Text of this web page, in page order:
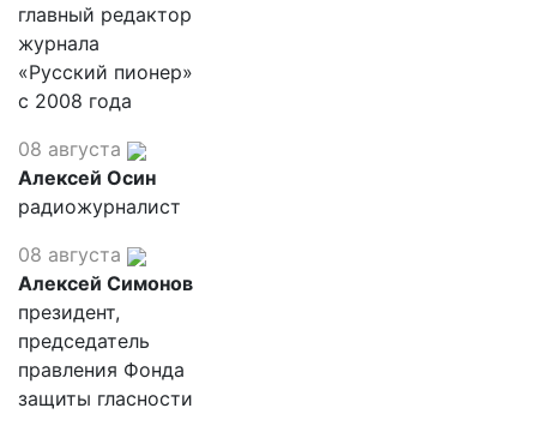
главный редактор
журнала
«Русский пионер»
с 2008 года
08 августа
Алексей Осин
радиожурналист
08 августа
Алексей Симонов
президент,
председатель
правления Фонда
защиты гласности